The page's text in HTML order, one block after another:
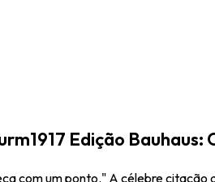
Edição
com um ponto." A célebre citação